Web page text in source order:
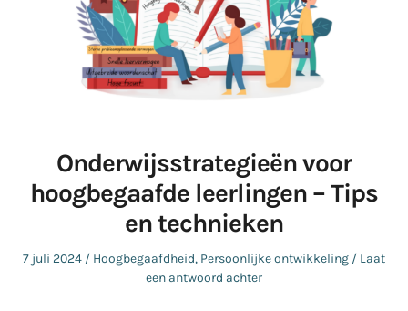
Onderwijsstrategieën voor
hoogbegaafde leerlingen – Tips
en technieken
Geplaatst
7 juli 2024
Geplaatst
Hoogbegaafdheid, Persoonlijke ontwikkeling
Laat
een antwoord achter